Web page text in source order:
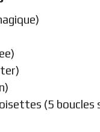
(5 boucles